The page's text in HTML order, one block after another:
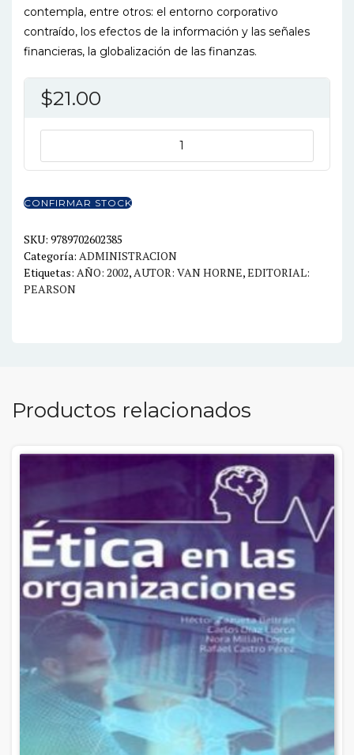
contempla, entre otros: el entorno corporativo
contraído, los efectos de la información y las señales
financieras, la globalización de las finanzas.
$21.00
FINANCIERA
cantidad
CONFIRMAR STOCK
SKU: 9789702602385
Categoría: ADMINISTRACION
Etiquetas: AÑO: 2002, AUTOR: VAN HORNE,EDITORIAL:
PEARSON
Productos relacionados